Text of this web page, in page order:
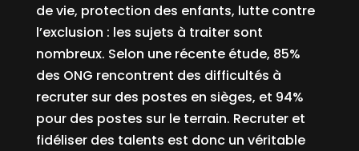
de vie, protection des enfants, lutte contre
l’exclusion : les sujets à traiter sont
nombreux. Selon une récente étude, 85%
des ONG rencontrent des difficultés à
recruter sur des postes en sièges, et 94%
pour des postes sur le terrain. Recruter et
fidéliser des talents est donc un véritable